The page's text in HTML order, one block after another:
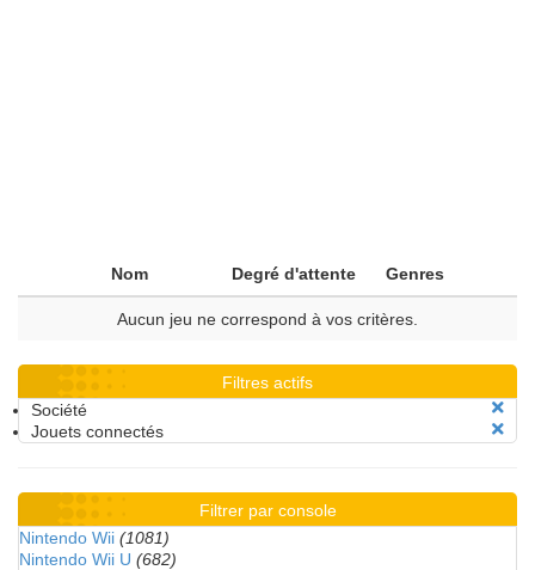
Nom Degré d'attente Genres
Aucun jeu ne correspond à vos critères.
Filtres actifs
Société
Jouets connectés
Filtrer par console
Nintendo Wii (1081)
Nintendo Wii U (682)